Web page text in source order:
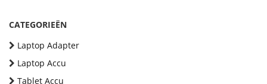
CATEGORIEËN
Laptop Adapter
Laptop Accu
Tablet Accu